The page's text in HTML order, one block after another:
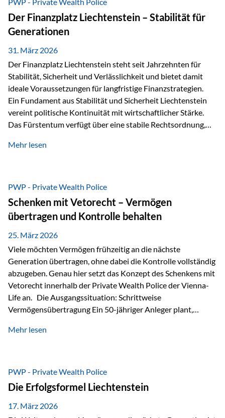
heißt das:Diese Gelder gehören im Konkursfall nicht zur
allgemeinen Konkursmasse, sondern werden ausschließlich
zur Erfüllung…
Der Finanzplatz Liechtenstein – Stabilität für
Generationen
31. März 2026
Der Finanzplatz Liechtenstein steht seit Jahrzehnten für
Stabilität, Sicherheit und Verlässlichkeit und bietet damit
ideale Voraussetzungen für langfristige Finanzstrategien.
Ein Fundament aus Stabilität und Sicherheit Liechtenstein
vereint politische Kontinuität mit wirtschaftlicher Stärke.
Das Fürstentum verfügt über eine stabile Rechtsordnung,
monarchischen Elementen basiert. Diese Struktur schafft
und Unternehmen. Ein wesentliches Merkmal ist die
Staatsfinanzierung: Liechtenstein weist keine
Staatsschulden auf, und der Schutz der wirtschaftlichen
Interessen der Bevölkerung ist in der Verfassung verankert.
Besonders hervorzuheben ist hierbei Artikel 14 der
liechtensteinischen Verfassung. Darin…
Mehr lesen
PWP - Private Wealth Police
Schenken mit Vetorecht – Vermögen
übertragen und Kontrolle behalten
25. März 2026
Viele möchten Vermögen frühzeitig an die nächste
Generation übertragen, ohne dabei die Kontrolle vollständig
abzugeben. Genau hier setzt das Konzept des Schenkens mit
Vetorecht innerhalb der Private Wealth Police der Vienna-
Life an. Die Ausgangssituation: Schrittweise
Vermögensübertragung Ein 50-jähriger Anleger plant,
der steuerliche Freibetrag optimal genutzt werden, sondern
strukturierte, langfristige Vermögensübertragung, ohne die
Kontrolle vollständig aus der Hand zu geben. Die Lösung:
Abschmelzung mit Vetorecht Die Umsetzung erfolgt über die
Private Wealth Police…
Mehr lesen
PWP - Private Wealth Police
Die Erfolgsformel Liechtenstein
17. März 2026